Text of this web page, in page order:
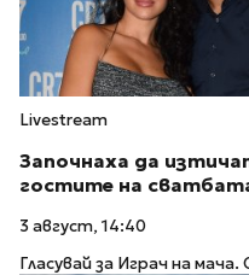
Livestream
Започнаха да
гостите на
3 август, 14:40
Гласувай за Играч на